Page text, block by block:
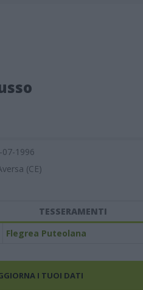
07-1996
(CE)
TESSERAMENTI
Flegrea Puteolana
I TUOI DATI